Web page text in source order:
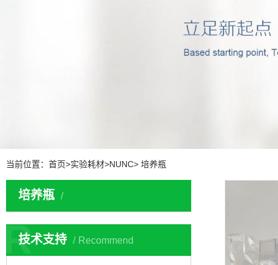
当前位置： 首页>实验耗材>NUNC> 培养瓶
培养瓶
技术支持 Recommend
R